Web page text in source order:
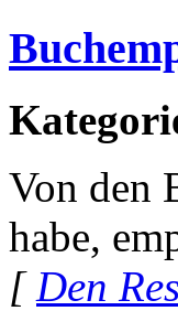
Von den
habe,
[ Den